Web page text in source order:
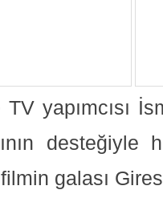
yapımcısı
desteğiyle
filmin galası